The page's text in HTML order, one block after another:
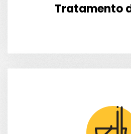
Tratamento